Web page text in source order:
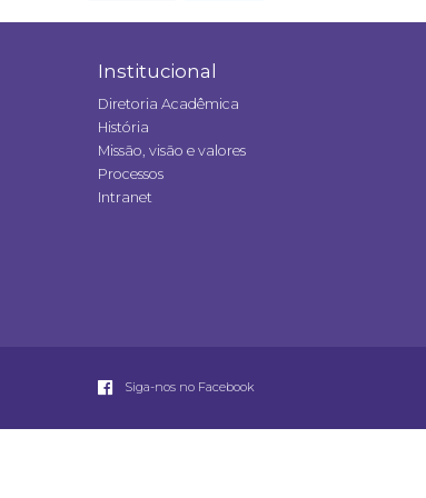
Institucional
Diretoria Acadêmica
História
Missão, visão e valores
Processos
Intranet
Siga-nos no Facebook